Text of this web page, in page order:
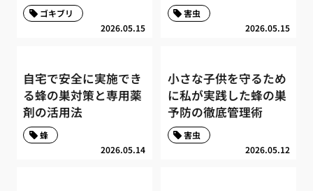
2026.05.15
ゴキブリ
2026.05.15
害虫
自宅で安全に実施でき
る蜂の巣対策と専用薬
剤の活用法
2026.05.14
蜂
小さな子供を守るため
に私が実践した蜂の巣
予防の徹底管理術
2026.05.12
害虫